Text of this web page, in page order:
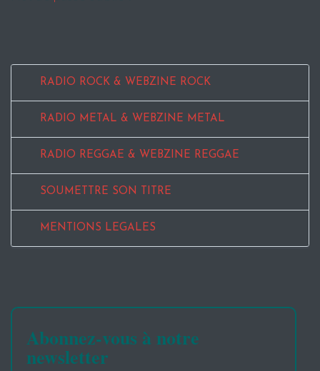
RADIO ROCK & WEBZINE ROCK
RADIO METAL & WEBZINE METAL
RADIO REGGAE & WEBZINE REGGAE
SOUMETTRE SON TITRE
MENTIONS LEGALES
Abonnez-vous à notre
newsletter